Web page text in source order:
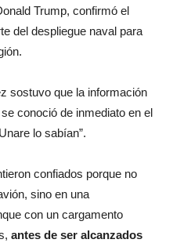
Trump, confirmó el
del despliegue naval para
sostuvo que la información
conoció de inmediato en el
lo sabían”.
confiados porque no
sino en una
con un cargamento
antes de ser alcanzados